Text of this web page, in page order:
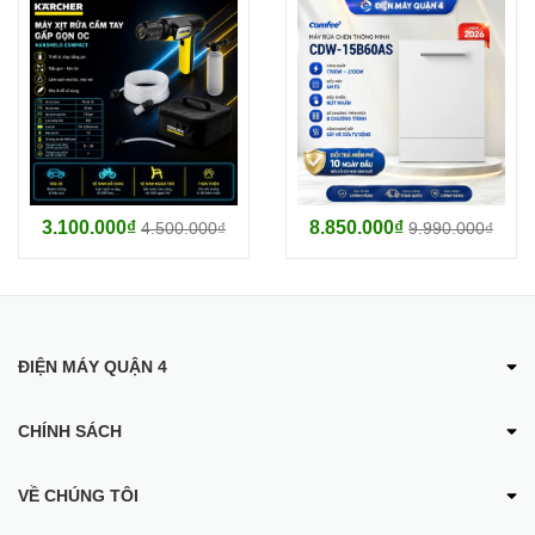
- Quai, tay cầm làm từ chất liệu cách nhiệt, được gắn bằng đinh
tán, độ bền cao
- Vung làm từ kính chịu nhiệt và chịu lực, giúp tiết kiệm năng
lượng
THÔNG SỐ KỸ THUẬT
Đặc điểm nổi bật
3.100.000₫ 4.500.000₫ 8.850.000₫ 9.990.000₫
ĐIỆN MÁY QUẬN 4
CHÍNH SÁCH
VỀ CHÚNG TÔI